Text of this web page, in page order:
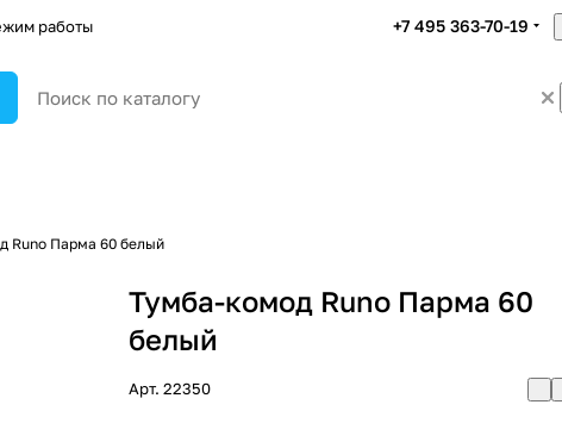
работы +7 495 363-70-19
Runo Парма 60 белый
Тумба-комод Runo Парма 60
белый
Арт.22350